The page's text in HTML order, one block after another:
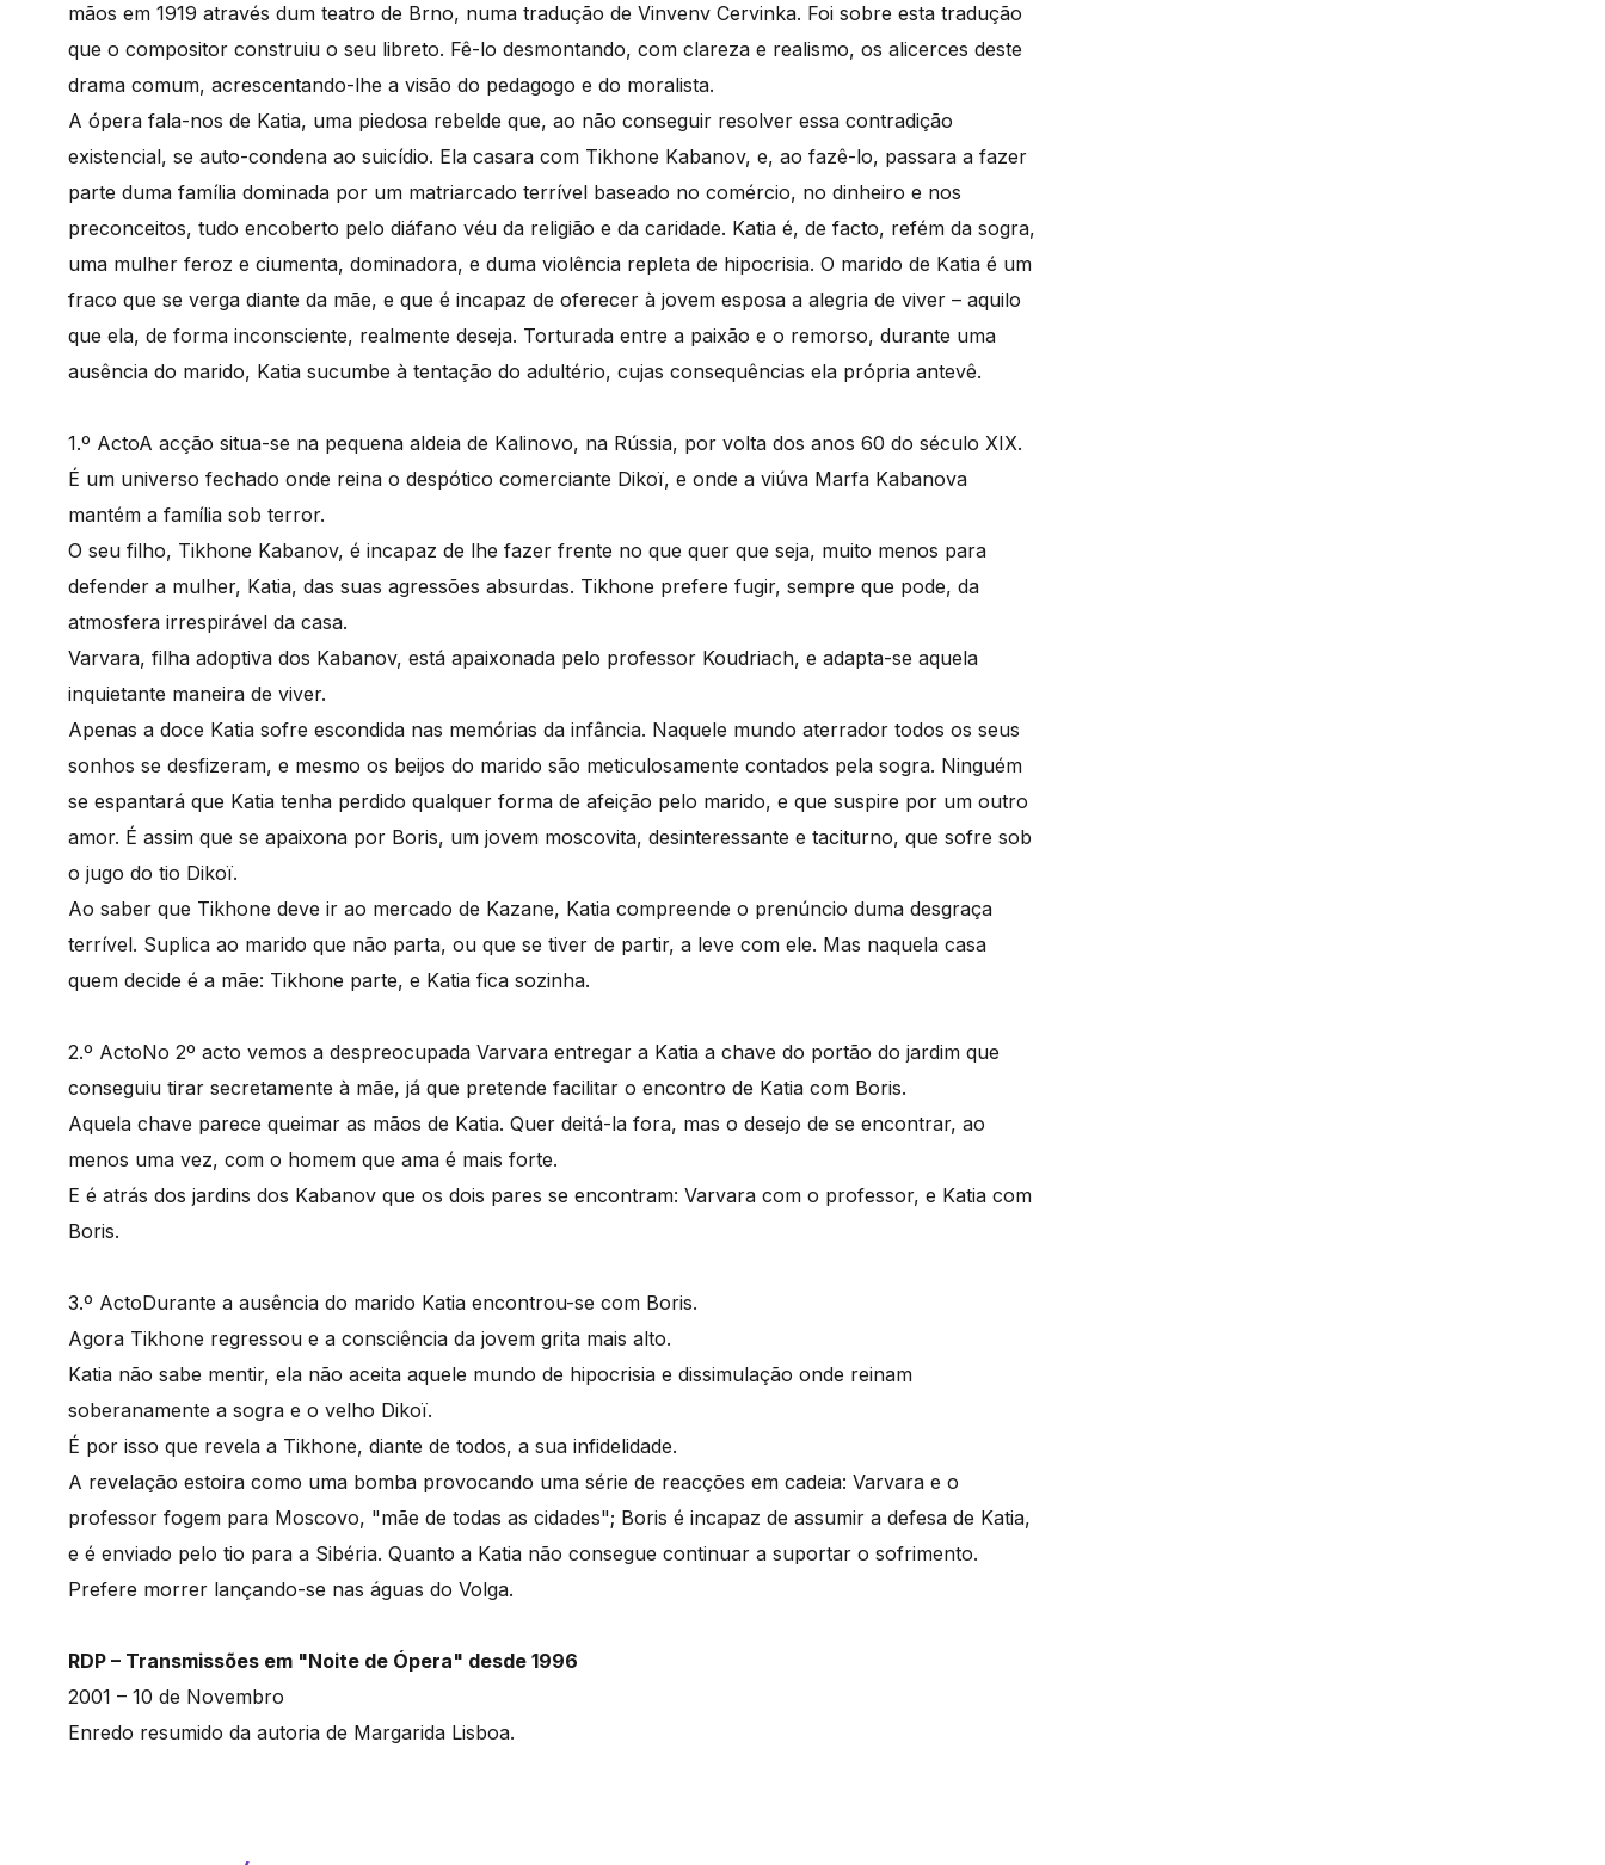
mãos em 1919 através dum teatro de Brno, numa tradução de Vinvenv Cervinka. Foi sobre esta tradução
que o compositor construiu o seu libreto. Fê-lo desmontando, com clareza e realismo, os alicerces deste
drama comum, acrescentando-lhe a visão do pedagogo e do moralista.
A ópera fala-nos de Katia, uma piedosa rebelde que, ao não conseguir resolver essa contradição
existencial, se auto-condena ao suicídio. Ela casara com Tikhone Kabanov, e, ao fazê-lo, passara a fazer
parte duma família dominada por um matriarcado terrível baseado no comércio, no dinheiro e nos
preconceitos, tudo encoberto pelo diáfano véu da religião e da caridade. Katia é, de facto, refém da sogra,
uma mulher feroz e ciumenta, dominadora, e duma violência repleta de hipocrisia. O marido de Katia é um
fraco que se verga diante da mãe, e que é incapaz de oferecer à jovem esposa a alegria de viver – aquilo
que ela, de forma inconsciente, realmente deseja. Torturada entre a paixão e o remorso, durante uma
ausência do marido, Katia sucumbe à tentação do adultério, cujas consequências ela própria antevê.
1.º ActoA acção situa-se na pequena aldeia de Kalinovo, na Rússia, por volta dos anos 60 do século XIX.
É um universo fechado onde reina o despótico comerciante Dikoï, e onde a viúva Marfa Kabanova
mantém a família sob terror.
O seu filho, Tikhone Kabanov, é incapaz de lhe fazer frente no que quer que seja, muito menos para
defender a mulher, Katia, das suas agressões absurdas. Tikhone prefere fugir, sempre que pode, da
atmosfera irrespirável da casa.
Varvara, filha adoptiva dos Kabanov, está apaixonada pelo professor Koudriach, e adapta-se aquela
inquietante maneira de viver.
Apenas a doce Katia sofre escondida nas memórias da infância. Naquele mundo aterrador todos os seus
sonhos se desfizeram, e mesmo os beijos do marido são meticulosamente contados pela sogra. Ninguém
se espantará que Katia tenha perdido qualquer forma de afeição pelo marido, e que suspire por um outro
amor. É assim que se apaixona por Boris, um jovem moscovita, desinteressante e taciturno, que sofre sob
o jugo do tio Dikoï.
Ao saber que Tikhone deve ir ao mercado de Kazane, Katia compreende o prenúncio duma desgraça
terrível. Suplica ao marido que não parta, ou que se tiver de partir, a leve com ele. Mas naquela casa
quem decide é a mãe: Tikhone parte, e Katia fica sozinha.
2.º ActoNo 2º acto vemos a despreocupada Varvara entregar a Katia a chave do portão do jardim que
conseguiu tirar secretamente à mãe, já que pretende facilitar o encontro de Katia com Boris.
Aquela chave parece queimar as mãos de Katia. Quer deitá-la fora, mas o desejo de se encontrar, ao
menos uma vez, com o homem que ama é mais forte.
E é atrás dos jardins dos Kabanov que os dois pares se encontram: Varvara com o professor, e Katia com
Boris.
3.º ActoDurante a ausência do marido Katia encontrou-se com Boris.
Agora Tikhone regressou e a consciência da jovem grita mais alto.
Katia não sabe mentir, ela não aceita aquele mundo de hipocrisia e dissimulação onde reinam
soberanamente a sogra e o velho Dikoï.
É por isso que revela a Tikhone, diante de todos, a sua infidelidade.
A revelação estoira como uma bomba provocando uma série de reacções em cadeia: Varvara e o
professor fogem para Moscovo, "mãe de todas as cidades"; Boris é incapaz de assumir a defesa de Katia,
e é enviado pelo tio para a Sibéria. Quanto a Katia não consegue continuar a suportar o sofrimento.
Prefere morrer lançando-se nas águas do Volga.
RDP – Transmissões em "Noite de Ópera" desde 1996
2001 – 10 de Novembro
Enredo resumido da autoria de Margarida Lisboa.